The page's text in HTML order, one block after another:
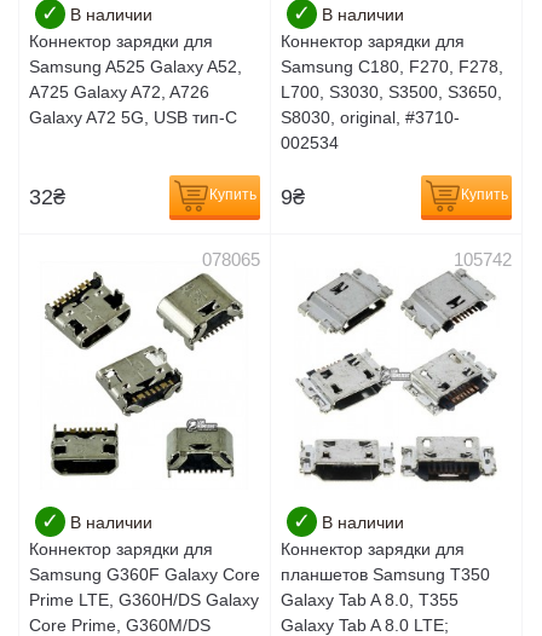
✓
В наличии
Коннектор зарядки для
Samsung A525 Galaxy A52,
A725 Galaxy A72, A726
Galaxy A72 5G, USB тип-C
32₴ Купить
✓
В наличии
Коннектор зарядки для
Samsung C180, F270, F278,
L700, S3030, S3500, S3650,
S8030, original, #3710-
002534
9₴ Купить
078065
✓
В наличии
Коннектор зарядки для
Samsung G360F Galaxy Core
Prime LTE, G360H/DS Galaxy
Core Prime, G360M/DS
105742
✓
В наличии
Коннектор зарядки для
планшетов Samsung T350
Galaxy Tab A 8.0, T355
Galaxy Tab A 8.0 LTE;